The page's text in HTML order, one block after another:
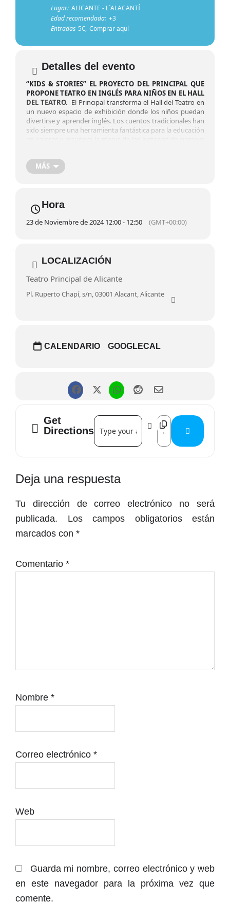
Lugar: ALICANTE - L´ALACANTÍ
Edad recomendada: +3
Entradas 5€, Comprar aquí
Detalles del evento
“KIDS & STORIES” EL PROYECTO DEL PRINCIPAL QUE
PROPONE TEATRO EN INGLÉS PARA NIÑOS EN EL HALL
DEL TEATRO. El Principal transforma el Hall del Teatro en
un nuevo espacio de exhibición donde los niños puedan
divertirse y aprender inglés. Los cuentos tradicionales han
sido siempre una herramienta fantástica para la educación
disfruten a través de los cuentos en inglés y en un espacio
exclusivamente transformado para ellos. El Hall del
principal se convierte en “Kids & Stories”, un espacio para
Interpretado por
COMPRAR ENTRADAS AQUÍ
MÁS
Hora
23 de Noviembre de 2024 12:00 - 12:50 (GMT+00:00)
LOCALIZACIÓN
Teatro Principal de Alicante
Pl. Ruperto Chapí, s/n, 03001 Alacant, Alicante
CALENDARIO GOOGLECAL
Get
Directions
Address - Nobody wants to play with
Destination
Interacciones
con
los
lectores
Deja una respuesta
Tu dirección de correo electrónico no será
publicada.
Los campos obligatorios están
marcados con *
Comentario *
Nombre *
Correo electrónico *
Web
Guarda mi nombre, correo electrónico y web
en este navegador para la próxima vez que
comente.